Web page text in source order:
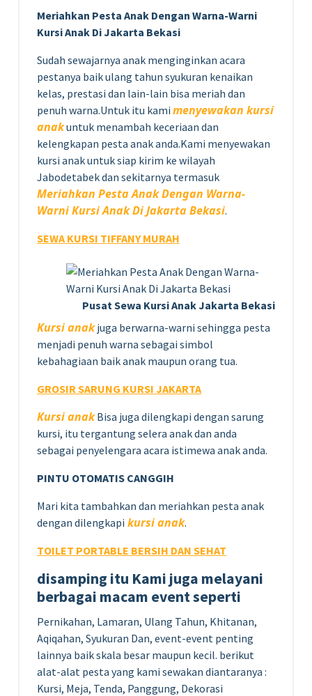
Meriahkan Pesta Anak Dengan Warna-Warni
Kursi Anak Di Jakarta Bekasi
Sudah sewajarnya anak menginginkan acara
pestanya baik ulang tahun syukuran kenaikan
kelas, prestasi dan lain-lain bisa meriah dan
penuh warna.Untuk itu kami menyewakan kursi
anakuntuk menambah keceriaan dan
kelengkapan pesta anak anda.Kami menyewakan
kursi anak untuk siap kirim ke wilayah
Jabodetabek dan sekitarnya termasuk
Meriahkan Pesta Anak Dengan Warna-
Warni Kursi Anak Di Jakarta Bekasi.
SEWA KURSI TIFFANY MURAH
Pusat Sewa Kursi Anak Jakarta Bekasi
Kursi anak juga berwarna-warni sehingga pesta
menjadi penuh warna sebagai simbol
kebahagiaan baik anak maupun orang tua.
GROSIR SARUNG KURSI JAKARTA
Kursi anakBisa juga dilengkapi dengan sarung
kursi, itu tergantung selera anak dan anda
sebagai penyelengara acara istimewa anak anda.
PINTU OTOMATIS CANGGIH
Mari kita tambahkan dan meriahkan pesta anak
dengan dilengkapi kursi anak.
TOILET PORTABLE BERSIH DAN SEHAT
disamping itu Kami juga melayani
berbagai macam event seperti
Pernikahan, Lamaran, Ulang Tahun, Khitanan,
Aqiqahan, Syukuran Dan, event-event penting
lainnya baik skala besar maupun kecil. berikut
alat-alat pesta yang kami sewakan diantaranya :
Kursi, Meja, Tenda, Panggung, Dekorasi